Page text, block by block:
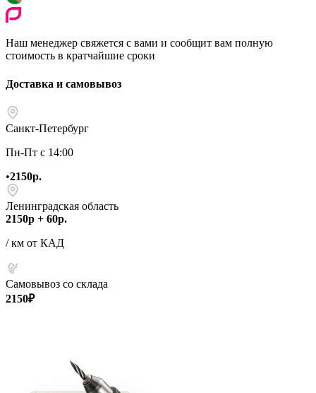
Наш менеджер свяжется с вами и сообщит вам полную
стоимость в кратчайшие сроки
Доставка и самовывоз
Санкт-Петербург
Пн-Пт с 14:00
•2150р.
Ленинградская область
2150р + 60р.
/ км от КАД
Самовывоз со склада
2150₽